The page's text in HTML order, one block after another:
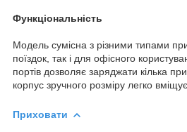
Функціональність
Модель сумісна з різними типами
поїздок, так і для офісного
портів дозволяє заряджати кілька
корпус зручного розміру легко
Приховати